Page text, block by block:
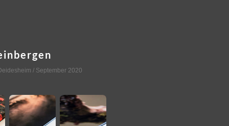
/ September 2020